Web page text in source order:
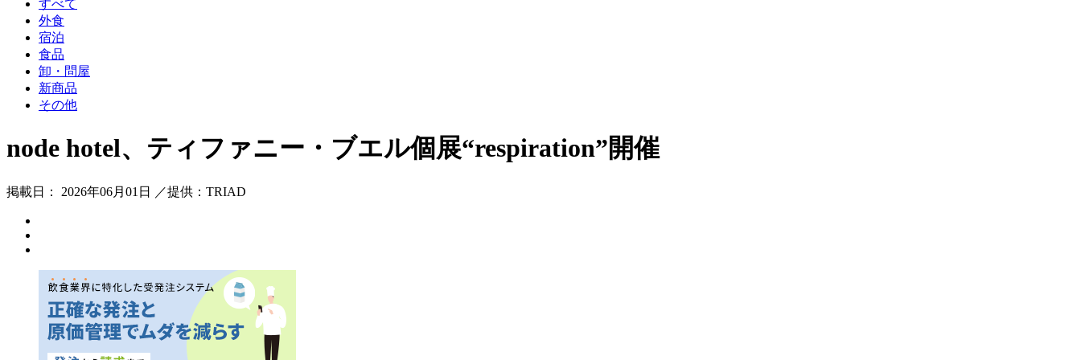
すべて
外食
宿泊
食品
卸・問屋
新商品
その他
node hotel、ティファニー・ブエル個展“respiration”開催
掲載日： 2026年06月01日 ／提供：TRIAD